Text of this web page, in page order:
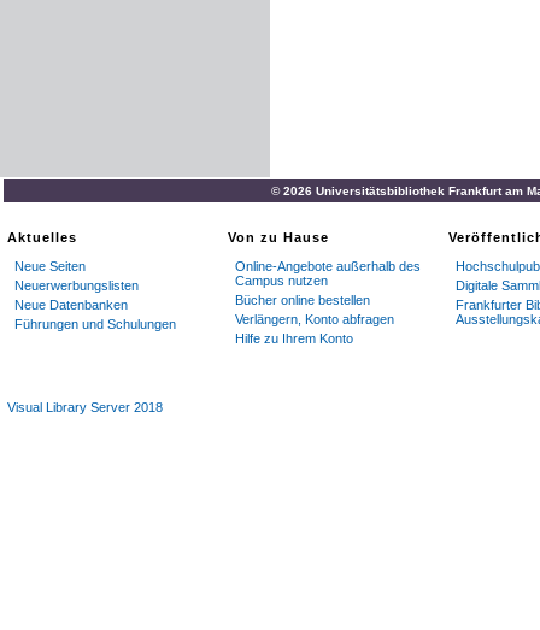
© 2026 Universitätsbibliothek Frankfurt am
Aktuelles
Neue Seiten
Neuerwerbungslisten
Neue Datenbanken
Führungen und Schulungen
Von zu Hause
Online-Angebote außerhalb des
Campus nutzen
Bücher online bestellen
Verlängern, Konto abfragen
Hilfe zu Ihrem Konto
Digitale
Frankfurter
Visual Library Server 2018